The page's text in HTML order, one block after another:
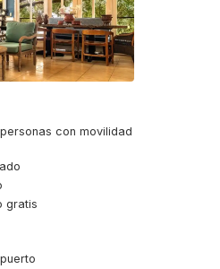
con movilidad
gratis